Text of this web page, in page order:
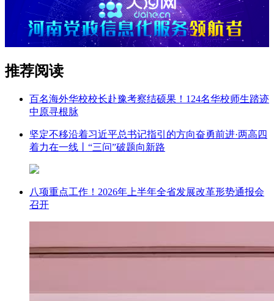
推荐阅读
百名海外华校校长赴豫考察结硕果！124名华校师生踏迹
中原寻根脉
坚定不移沿着习近平总书记指引的方向奋勇前进·两高四
着力在一线丨“三问”破题向新路
八项重点工作！2026年上半年全省发展改革形势通报会
召开